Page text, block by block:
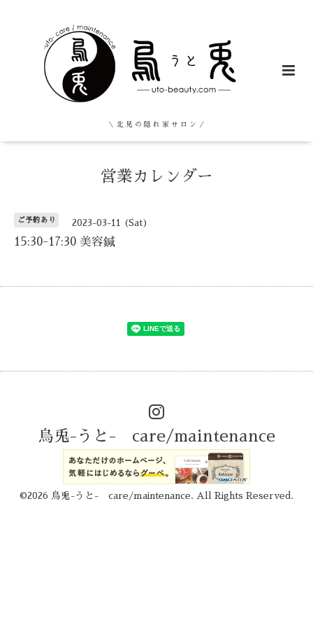
＼ 北 見 の 隠 れ 家 サ ロ ン ／
営業カレンダー
ご予約あり 2023-03-11 (Sat)
15:30-17:30 美容鍼
烏兎-うと- care/maintenance
©2026 烏兎-うと- care/maintenance . All Rights Reserved.